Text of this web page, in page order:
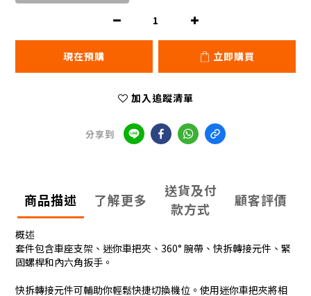
現在預購 立即購買
加入追蹤清單
分享到
商品描述 了解更多
送貨及付
款方式
顧客評價
概述
套件包含車座支架、迷你車把夾、360° 腕帶、快拆轉接元件、緊
固螺桿和內六角扳手。
快拆轉接元件可輔助你輕鬆快捷切換機位。使用迷你車把夾將相